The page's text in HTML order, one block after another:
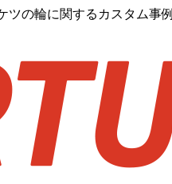
ツの輪に関するカスタム事例